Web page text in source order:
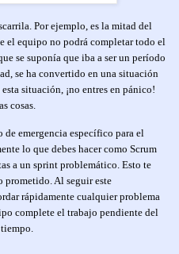
Por ejemplo, es la mitad del
el equipo no podrá completar todo el
se suponía que iba a ser un período
se ha convertido en una situación
situación, ¡no entres en pánico!
cosas.
emergencia específico para el
lo que debes hacer como Scrum
a un sprint problemático. Esto te
prometido. Al seguir este
rápidamente cualquier problema
complete el trabajo pendiente del